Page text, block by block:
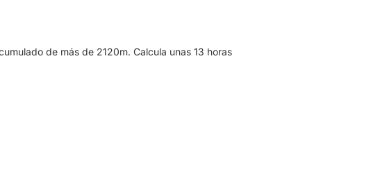
de más de 2120m. Calcula unas 13 horas